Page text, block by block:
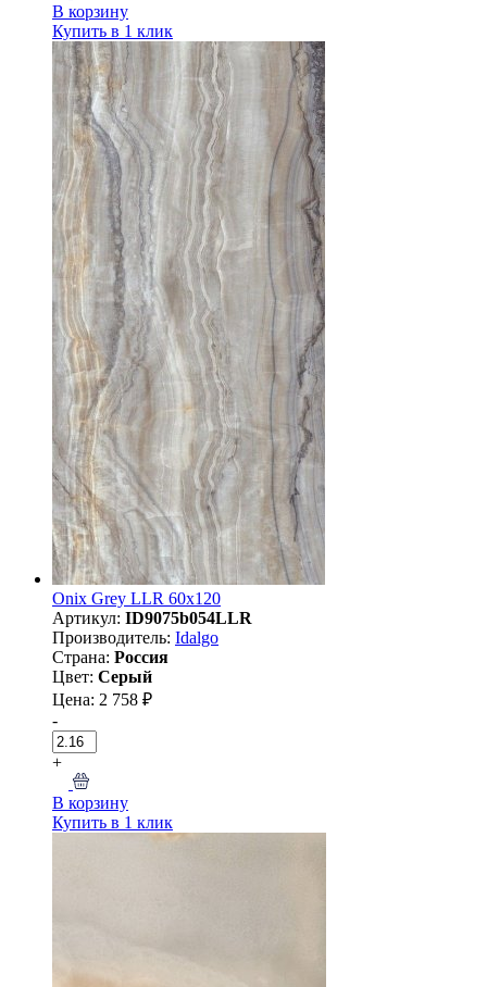
В корзину
Купить в 1 клик
Onix Grey LLR 60x120
Артикул: ID9075b054LLR
Производитель: Idalgo
Страна: Россия
Цвет: Серый
Цена: 2 758 ₽
-
+
В корзину
Купить в 1 клик